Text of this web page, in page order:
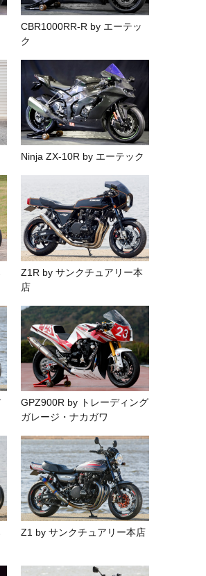
CBR1000RR-R by エーテッ
ク
Ninja ZX-10R by エーテック
Z1R by サンクチュアリー本
店
GPZ900R by トレーディング
ガレージ・ナカガワ
Z1 by サンクチュアリー本店